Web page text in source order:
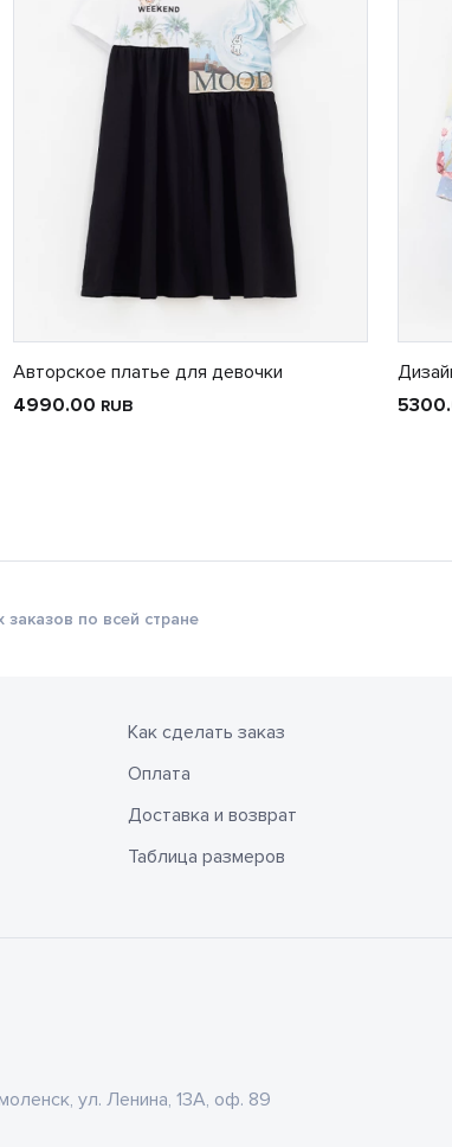
Авторское платье для девочки
4990.00 RUB
по всей стране
Как сделать заказ
Оплата
Доставка и возврат
Таблица размеров
ул. Ленина, 13А, оф. 89